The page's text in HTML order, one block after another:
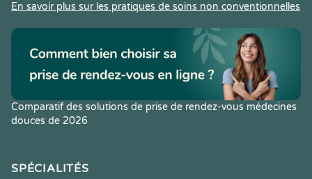
En savoir plus sur les pratiques de soins non conventionnelles
Comparatif des solutions de prise de rendez-vous médecines
douces de 2026
SPÉCIALITÉS